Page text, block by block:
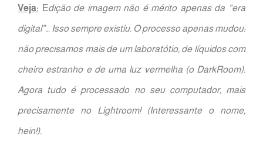
Veja: Edição de imagem não é mérito apenas da “era
digital”… Isso sempre existiu. O processo apenas mudou:
não precisamos mais de um laboratótio, de líquidos com
cheiro estranho e de uma luz vermelha (o DarkRoom).
Agora tudo é processado no seu computador, mais
precisamente no Lightroom! (Interessante o nome,
hein!).